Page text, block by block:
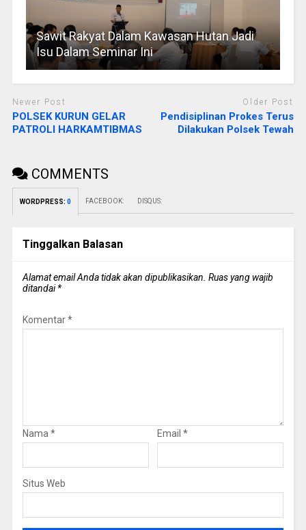
Sawit Rakyat Dalam Kawasan Hutan Jadi
Isu Dalam Seminar Ini
Newer Post
POLSEK KURUN GELAR
PATROLI HARKAMTIBMAS
Older Post
Pendisiplinan Prokes Terus
Dilakukan Polsek Tewah
COMMENTS
WORDPRESS: 0 FACEBOOK: DISQUS:
Tinggalkan Balasan
Alamat email Anda tidak akan dipublikasikan. Ruas yang wajib
ditandai*
Komentar*
Nama * Email *
Situs Web